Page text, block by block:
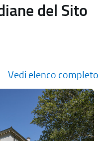
del Sito
Vedi elenco completo